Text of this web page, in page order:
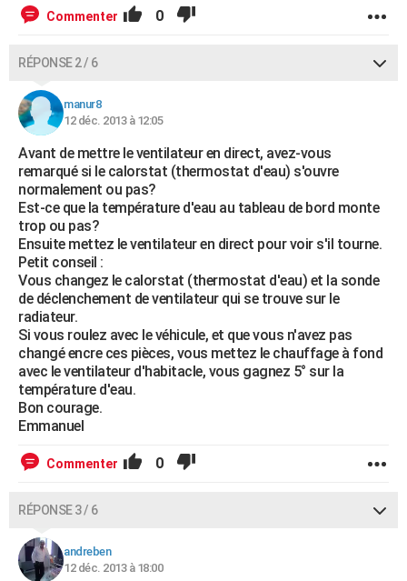
Bricolage
Lifestyle
Culture
Sport
Auto
Television
Voyage
Cinema Commenter 0
RÉPONSE 2 / 6
manur8
12 déc. 2013 à 12:05
Avant de mettre le ventilateur en direct, avez-vous
remarqué si le calorstat (thermostat d'eau) s'ouvre
normalement ou pas?
Est-ce que la température d'eau au tableau de bord monte
trop ou pas?
Ensuite mettez le ventilateur en direct pour voir s'il tourne.
Petit conseil :
Vous changez le calorstat (thermostat d'eau) et la sonde
de déclenchement de ventilateur qui se trouve sur le
radiateur.
Si vous roulez avec le véhicule, et que vous n'avez pas
changé encre ces pièces, vous mettez le chauffage à fond
avec le ventilateur d'habitacle, vous gagnez 5° sur la
température d'eau.
Bon courage.
Emmanuel
Commenter 0
RÉPONSE 3 / 6
andreben
12 déc. 2013 à 18:00